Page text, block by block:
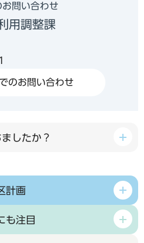
問い合わせ
用調整課
のお問い合わせ
したか？
計画
も注目